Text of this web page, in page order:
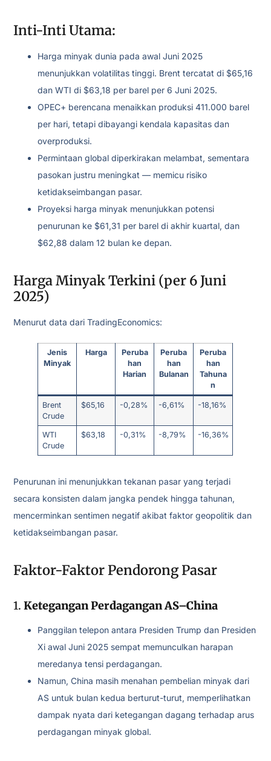
Inti-Inti Utama:
Harga minyak dunia pada awal Juni 2025
menunjukkan volatilitas tinggi. Brent tercatat di $65,16
dan WTI di $63,18 per barel per 6 Juni 2025.
OPEC+ berencana menaikkan produksi 411.000 barel
per hari, tetapi dibayangi kendala kapasitas dan
overproduksi.
Permintaan global diperkirakan melambat, sementara
pasokan justru meningkat — memicu risiko
ketidakseimbangan pasar.
Proyeksi harga minyak menunjukkan potensi
penurunan ke $61,31 per barel di akhir kuartal, dan
$62,88 dalam 12 bulan ke depan.
Harga Minyak Terkini (per 6 Juni
2025)
Menurut data dari TradingEconomics:
Jenis
Minyak
Harga
Peruba
han
Harian
Peruba
han
Bulanan
Peruba
han
Tahuna
n
Brent
Crude
$65,16 -0,28% -6,61% -18,16%
WTI
Crude
$63,18 -0,31% -8,79% -16,36%
Penurunan ini menunjukkan tekanan pasar yang terjadi
secara konsisten dalam jangka pendek hingga tahunan,
mencerminkan sentimen negatif akibat faktor geopolitik dan
ketidakseimbangan pasar.
Faktor-Faktor Pendorong Pasar
1.Ketegangan Perdagangan AS–China
Panggilan telepon antara Presiden Trump dan Presiden
Xi awal Juni 2025 sempat memunculkan harapan
meredanya tensi perdagangan.
Namun, China masih menahan pembelian minyak dari
AS untuk bulan kedua berturut-turut, memperlihatkan
dampak nyata dari ketegangan dagang terhadap arus
perdagangan minyak global.